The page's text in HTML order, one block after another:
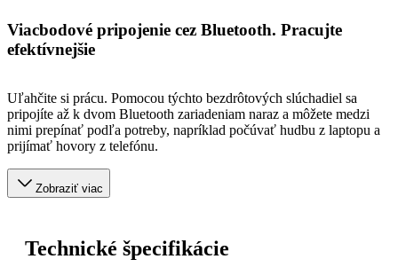
Viacbodové pripojenie cez Bluetooth. Pracujte
efektívnejšie
Uľahčite si prácu. Pomocou týchto bezdrôtových slúchadiel sa
pripojíte až k dvom Bluetooth zariadeniam naraz a môžete medzi
nimi prepínať podľa potreby, napríklad počúvať hudbu z laptopu a
prijímať hovory z telefónu.
Zobraziť viac
Technické špecifikácie